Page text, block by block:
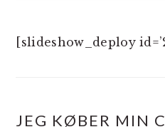
[slideshow_deploy
JEG KØBER MIN